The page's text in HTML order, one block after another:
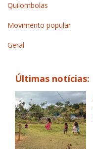
Quilombolas
Movimento popular
Geral
Últimas notícias: